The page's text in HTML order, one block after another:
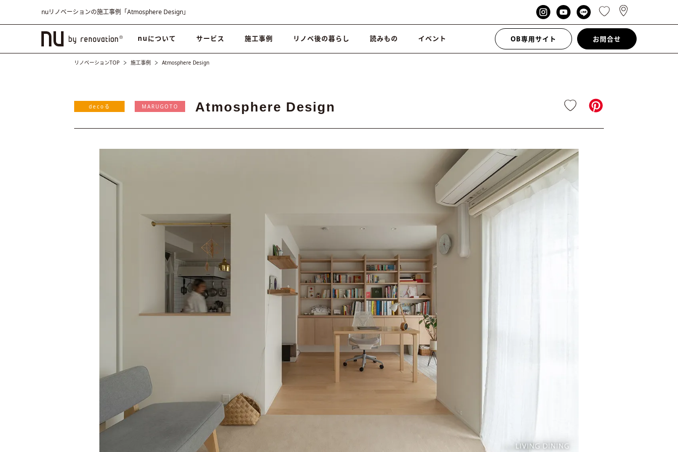
nuリノベーションの施工事例「Atmosphere Design」
nuについて サービス 施工事例 リノベ後の暮らし 読みもの イベント OB専用サイト お問合せ
リノベーションTOP 施工事例 Atmosphere Design
decoる MARUGOTO Atmosphere Design